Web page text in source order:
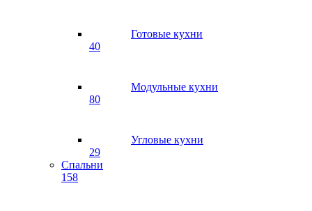
Готовые кухни
40
Модульные кухни
80
Угловые кухни
29
Спальни
158